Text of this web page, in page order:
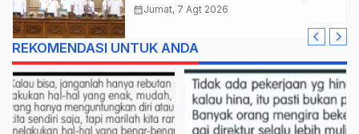
Anggaran Tembus Lebih Dari
calendar_monthJumat, 7 Agt 2026
REKOMENDASI UNTUK ANDA